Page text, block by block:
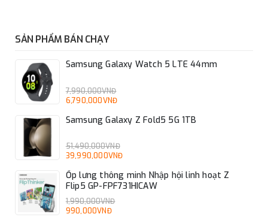
SẢN PHẨM BÁN CHẠY
Samsung Galaxy Watch 5 LTE 44mm
7,990,000VNĐ
6,790,000VNĐ
Samsung Galaxy Z Fold5 5G 1TB
51,490,000VNĐ
39,990,000VNĐ
Ốp lưng thông minh Nhập hội linh hoạt Z
Flip5 GP-FPF731HICAW
1,990,000VNĐ
990,000VNĐ